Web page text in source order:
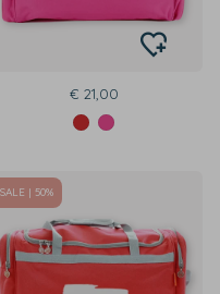
€ 21,00
SALE | 50%